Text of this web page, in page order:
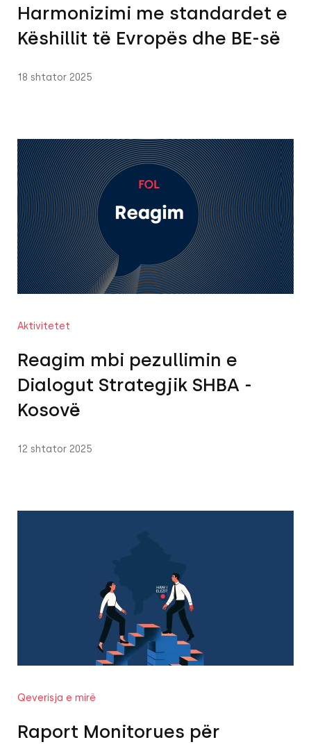
Harmonizimi me standardet e
Këshillit të Evropës dhe BE-së
18 shtator 2025
Aktivitetet
Reagim mbi pezullimin e
Dialogut Strategjik SHBA -
Kosovë
12 shtator 2025
Qeverisja e mirë
Raport Monitorues për